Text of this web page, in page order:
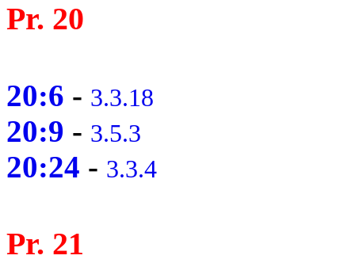
Pr. 20
20:6 - 3.3.18
20:9 - 3.5.3
20:24 - 3.3.4
Pr. 21